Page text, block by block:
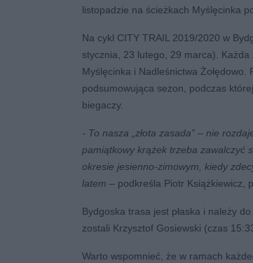
listopadzie na ścieżkach Myślęcinka
Na cykl CITY TRAIL 2019/2020 w
stycznia, 23 lutego, 29 marca).
Myślęcinka i Nadleśnictwa
podsumowująca sezon, podczas
biegaczy.
- To nasza „złota zasada” – nie
pamiątkowy krążek trzeba zawalczyć
okresie jesienno-zimowym, kiedy
latem – podkreśla Piotr Książkiewicz,
Bydgoska trasa jest płaska i należy
zostali Krzysztof Gosiewski (czas
Warto wspomnieć, że w ramach